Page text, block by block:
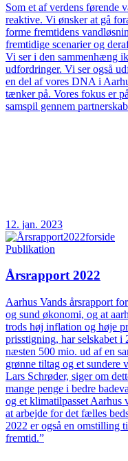
Som et af verdens førende
reaktive. Vi ønsker at gå
forme fremtidens
fremtidige scenarier og
Vi ser i den sammenhæng
udfordringer. Vi ser også
en del af vores DNA i
tænker på. Vores fokus er
samspil gennem
12. jan. 2023
Publikation
Årsrapport 2022
Aarhus Vands årsrapport
og sund økonomi, og at
trods høj inflation og høje
prisstigning, har selskabet i
næsten 500 mio. ud af en
grønne tiltag og et sundere
Lars Schrøder, siger om
mange penge i bedre
og et klimatilpasset Aarhus
at arbejde for det fælles
2022 er også en omstilling
fremtid.”